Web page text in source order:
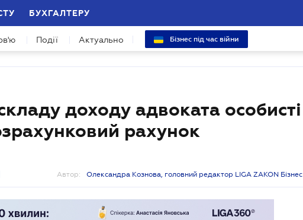
БУХГАЛТЕРУ
Події Актуально Бізнес під час війни
доходу адвоката особисті
рахунок
Автор: Олександра Кознова, головний редактор LIGA ZAKON Бізнес